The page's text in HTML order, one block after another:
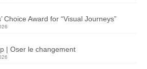
Choice Award for “Visual Journeys”
| Oser le changement